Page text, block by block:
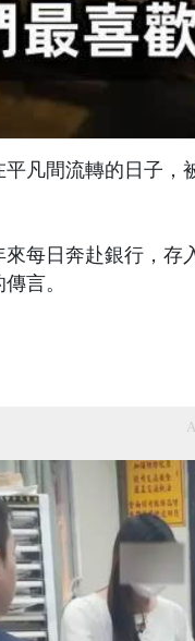
凡間流轉的日子
每日奔赴銀行，
言。